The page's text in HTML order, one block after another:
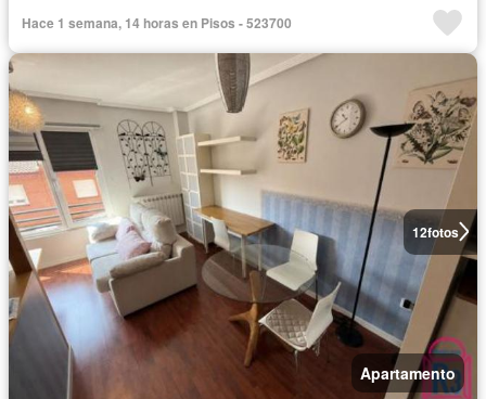
Hace 1 semana, 14 horas en Pisos - 523700
12fotos
Apartamento